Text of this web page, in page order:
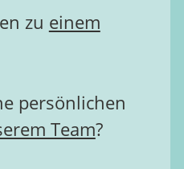
zu einem
persönlichen
Team?